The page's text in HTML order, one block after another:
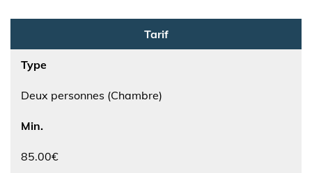
Tarif
Type
Deux personnes (Chambre)
Min.
85.00€